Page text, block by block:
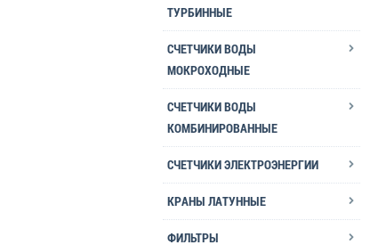
ТУРБИННЫЕ
СЧЕТЧИКИ ВОДЫ
МОКРОХОДНЫЕ
СЧЕТЧИКИ ВОДЫ
КОМБИНИРОВАННЫЕ
СЧЕТЧИКИ ЭЛЕКТРОЭНЕРГИИ
КРАНЫ ЛАТУННЫЕ
ФИЛЬТРЫ